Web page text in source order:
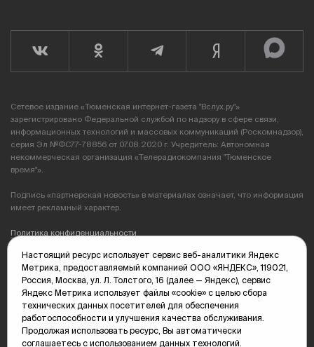
Сетевое издание «Тюменская интернет-газета "Вслух.ру"»
зарегистрировано Федеральной службой по надзору в сфере связи,
информационных технологий и массовых коммуникаций (Роскомнадзор),
серия Эл №ФС77-78856 от 07.08.2020 г. Учредитель: Автономная
некоммерческая организация «Телерадиокомпания "Тюменское
время"».
Подпись «партнерская новость» в материалах означает, что информация
имеет рекламный характер.
Политика конфиденциальности
Редакция: 625035, Тюмень, пр. Геологоразведчиков, 28А
(3452) 68-89-05
edit@vsluh.ru
Главный редактор: Панкина Т.Ю.
kika@vsluh.ru
Настоящий ресурс использует сервис веб-аналитики Яндекс
Метрика, предоставляемый компанией ООО «ЯНДЕКС», 119021,
Россия, Москва, ул. Л. Толстого, 16 (далее — Яндекс), сервис
Яндекс Метрика использует файлы «cookie» с целью сбора
технических данных посетителей для обеспечения
работоспособности и улучшения качества обслуживания.
Продолжая использовать ресурс, Вы автоматически
соглашаетесь с использованием данных технологий.